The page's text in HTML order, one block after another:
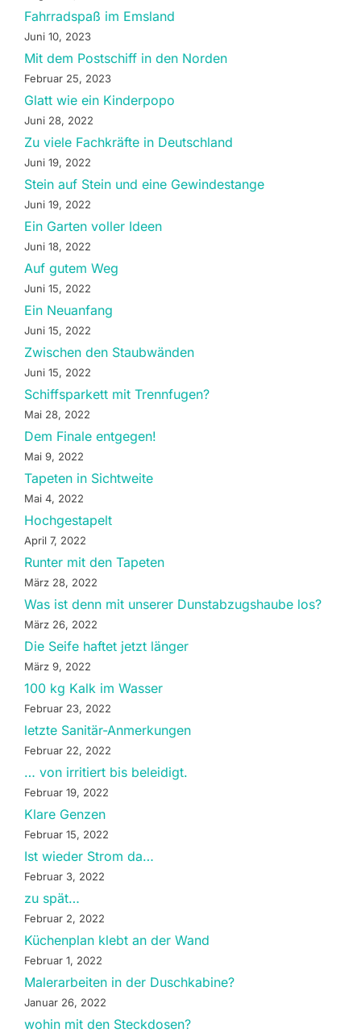
Fahrradspaß im Emsland
Juni 10, 2023
Mit dem Postschiff in den Norden
Februar 25, 2023
Glatt wie ein Kinderpopo
Juni 28, 2022
Zu viele Fachkräfte in Deutschland
Juni 19, 2022
Stein auf Stein und eine Gewindestange
Juni 19, 2022
Ein Garten voller Ideen
Juni 18, 2022
Auf gutem Weg
Juni 15, 2022
Ein Neuanfang
Juni 15, 2022
Zwischen den Staubwänden
Juni 15, 2022
Schiffsparkett mit Trennfugen?
Mai 28, 2022
Dem Finale entgegen!
Mai 9, 2022
Tapeten in Sichtweite
Mai 4, 2022
Hochgestapelt
April 7, 2022
Runter mit den Tapeten
März 28, 2022
Was ist denn mit unserer Dunstabzugshaube los?
März 26, 2022
Die Seife haftet jetzt länger
März 9, 2022
100 kg Kalk im Wasser
Februar 23, 2022
letzte Sanitär-Anmerkungen
Februar 22, 2022
… von irritiert bis beleidigt.
Februar 19, 2022
Klare Genzen
Februar 15, 2022
Ist wieder Strom da…
Februar 3, 2022
zu spät…
Februar 2, 2022
Küchenplan klebt an der Wand
Februar 1, 2022
Malerarbeiten in der Duschkabine?
Januar 26, 2022
wohin mit den Steckdosen?